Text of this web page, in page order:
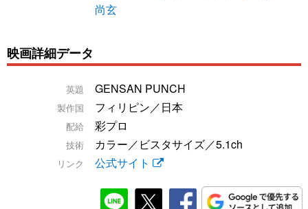
尚玄
映画詳細データ
英題 GENSAN PUNCH
製作国 フィリピン／日本
配給 彩プロ
技術 カラー／ビスタサイズ／5.1ch
リンク 公式サイト